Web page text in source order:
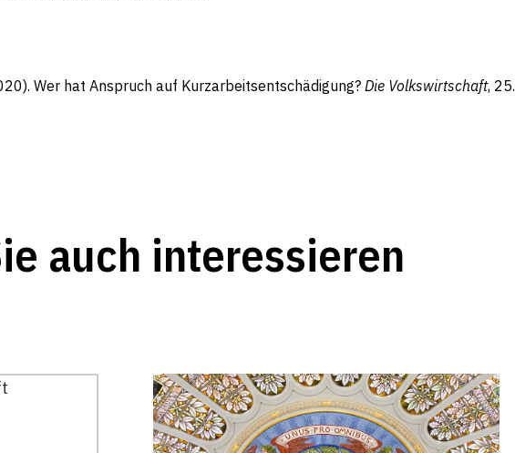
Wer hat Anspruch auf Kurzarbeitsentschädigung?Die Volkswirtschaft, 25.
auch interessieren